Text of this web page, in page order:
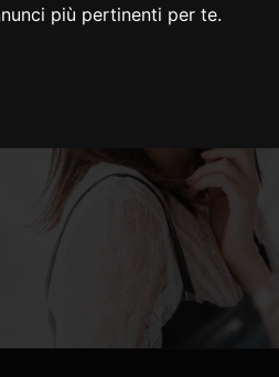
più pertinenti per te.